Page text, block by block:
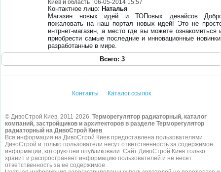
Киев и область | 06-05-2014 15:57
Контактное лицо: Наталья
Магазин новых идей и ТОПовых девайсов
пожаловать на наш портал новых идей! Это не
интрнет-магазин, а место где вы можете ознакомиться
приобрести самые последние и инновационные
разработанные в мире.
Всего: 3
Контакты Каталог ссылок
© ДивоСтрой Киев, 2011-2026. Терморегулятор радиаторный, каталог
компаний, застройщиков и архитекторов в разделе Терморегулятор
радиаторный на ДивоСтрой Киев.
Вся информация на ДивоСтрой Киев предоставлена пользователями
ДивоСтрой и только пользователи несут ответственность за содержимое
информации, которую они опубликовали. Сайт ДивоСтрой Киев только
хранит и распространяет информацию пользователей и не несет
ответственность за ее содержимое.